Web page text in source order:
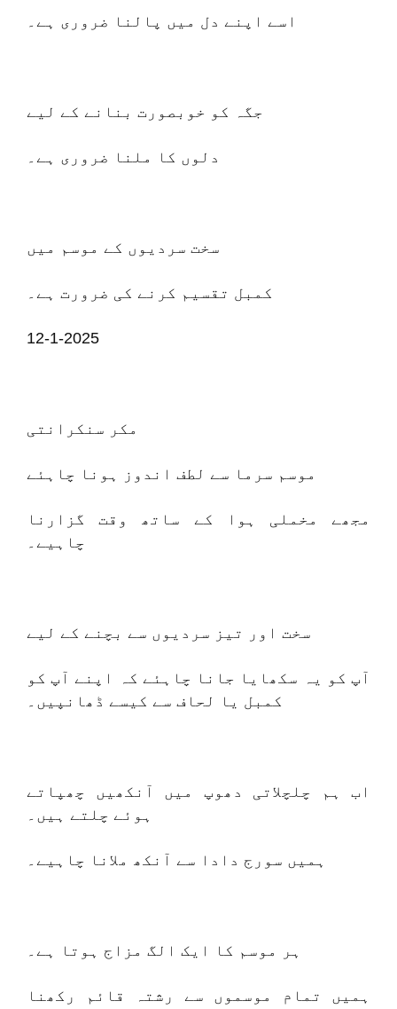
اسے اپنے دل میں پالنا ضروری ہے۔
جگہ کو خوبصورت بنانے کے لیے
دلوں کا ملنا ضروری ہے۔
سخت سردیوں کے موسم میں
کمبل تقسیم کرنے کی ضرورت ہے۔
12-1-2025
مکر سنکرانتی
موسم سرما سے لطف اندوز ہونا چاہئے
مجھے مخملی ہوا کے ساتھ وقت گزارنا
چاہیے۔
سخت اور تیز سردیوں سے بچنے کے لیے
آپ کو یہ سکھایا جانا چاہئے کہ اپنے آپ کو
کمبل یا لحاف سے کیسے ڈھانپیں۔
اب ہم چلچلاتی دھوپ میں آنکھیں چھپاتے
ہوئے چلتے ہیں۔
ہمیں سورج دادا سے آنکھ ملانا چاہیے۔
ہر موسم کا ایک الگ مزاج ہوتا ہے۔
ہمیں تمام موسموں سے رشتہ قائم رکھنا